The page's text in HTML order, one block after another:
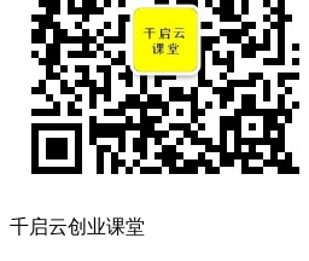
千启云创业课堂